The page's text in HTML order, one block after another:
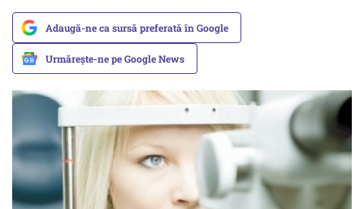
Adaugă-ne ca sursă preferată în Google
Urmărește-ne pe Google News